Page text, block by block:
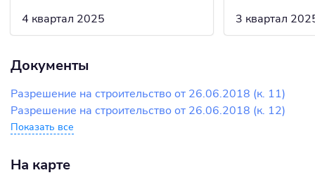
4 квартал 2025 3 квартал
Документы
Разрешение на строительство от 26.06.2018 (к. 11)
Разрешение на строительство от 26.06.2018 (к. 12)
Показать все
На карте